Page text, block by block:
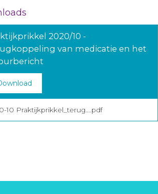
2020/10 -
van medicatie en het
10 Praktijkprikkel_terug....pdf